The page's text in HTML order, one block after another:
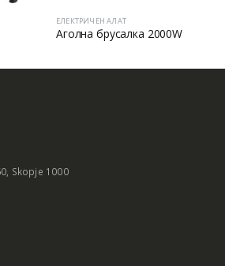
ЕЛЕКТРИЧЕН АЛАТ
Аголна брусалка 2000W
Skopje 1000